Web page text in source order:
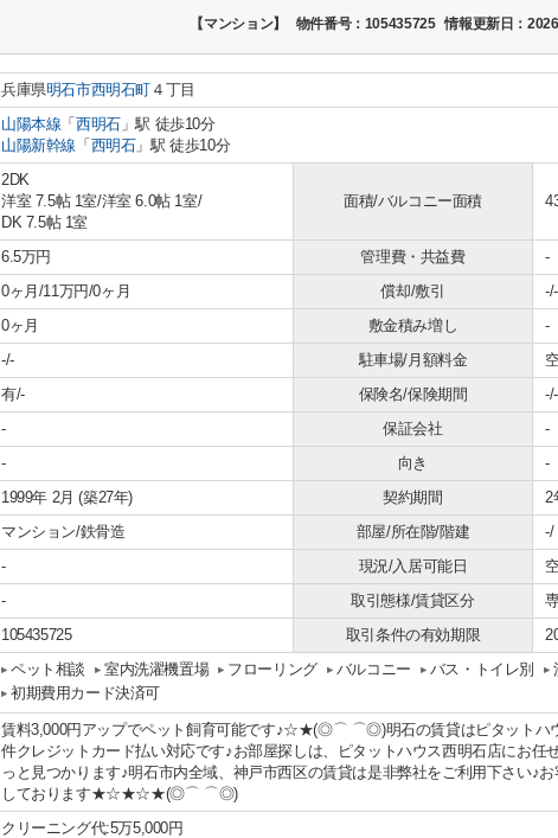
【マンション】 物件番号：105435725 情報更新日：
兵庫県明石市西明石町 ４丁目
山陽本線 「西明石」駅 徒歩10分
山陽新幹線 「 西明石」駅 徒歩10分
2DK
洋室 7.5帖 1室/洋室 6.0帖 1室/
DK 7.5帖 1室
面積/バルコニー面積
6.5万円 管理費・共益費
-
0ヶ月/11万円/0ヶ月 償却/敷引
-/-
0ヶ月 敷金積み増し
-
-/- 駐車場/月額料金
有/- 保険名/保険期間
-/-
- 保証会社
-
- 向き
-
1999年 2月 (築27年) 契約期間
2
マンション/鉄骨造 部屋/所在階/階建
-/
- 現況/入居可能日
- 取引態様/賃貸区分
105435725 取引条件の有効期限
ペット相談 室内洗濯機置場 フローリング バルコニー バス・トイレ別
初期費用カード決済可
賃料3,000円アップでペット飼育可能です♪☆★(◎⌒ ⌒◎)明石の賃貸はピタットハ
件クレジットカード払い対応です♪お部屋探しは、ピタットハウス西明石店にお任
っと見つかります♪明石市内全域、神戸市西区の賃貸は是非弊社をご利用下さい♪
しております★☆★☆★(◎⌒ ⌒◎)
クリーニング代:5万5,000円